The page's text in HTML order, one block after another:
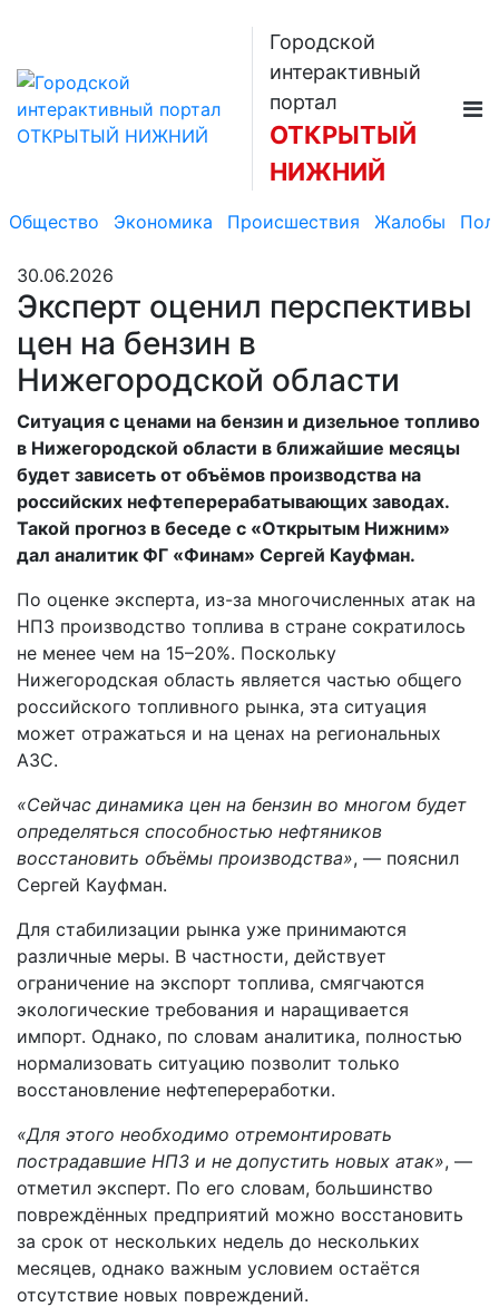
Городской
интерактивный
портал
ОТКРЫТЫЙ
НИЖНИЙ
Общество Экономика Происшествия Жалобы
30.06.2026
Эксперт оценил перспективы
цен на бензин в
Нижегородской области
Ситуация с ценами на бензин и дизельное топливо
в Нижегородской области в ближайшие месяцы
будет зависеть от объёмов производства на
российских нефтеперерабатывающих заводах.
Такой прогноз в беседе с «Открытым Нижним»
дал аналитик ФГ «Финам» Сергей Кауфман.
По оценке эксперта, из-за многочисленных атак на
НПЗ производство топлива в стране сократилось
не менее чем на 15–20%. Поскольку
Нижегородская область является частью общего
российского топливного рынка, эта ситуация
может отражаться и на ценах на региональных
АЗС.
«Сейчас динамика цен на бензин во многом будет
определяться способностью нефтяников
восстановить объёмы производства», — пояснил
Сергей Кауфман.
Для стабилизации рынка уже принимаются
различные меры. В частности, действует
ограничение на экспорт топлива, смягчаются
экологические требования и наращивается
импорт. Однако, по словам аналитика, полностью
нормализовать ситуацию позволит только
восстановление нефтепереработки.
«Для этого необходимо отремонтировать
пострадавшие НПЗ и не допустить новых атак», —
отметил эксперт. По его словам, большинство
повреждённых предприятий можно восстановить
за срок от нескольких недель до нескольких
месяцев, однако важным условием остаётся
отсутствие новых повреждений.